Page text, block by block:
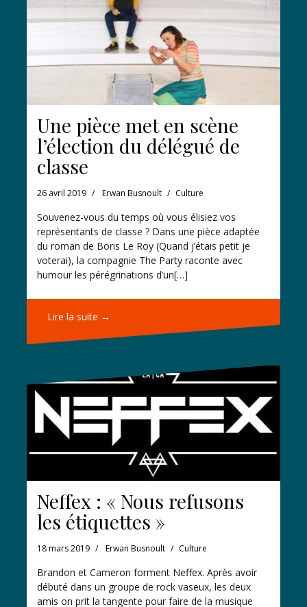
Une pièce met en scène
l’élection du délégué de
classe
26 avril 2019 Erwan Busnoult Culture
Souvenez-vous du temps où vous élisiez vos
représentants de classe ? Dans une pièce adaptée
du roman de Boris Le Roy (Quand j’étais petit je
voterai), la compagnie The Party raconte avec
humour les pérégrinations d’un[…]
Lire la suite →
Neffex : « Nous refusons
les étiquettes »
18 mars 2019 Erwan Busnoult Culture
Brandon et Cameron forment Neffex. Après avoir
débuté dans un groupe de rock vaseux, les deux
amis on prit la tangente pour faire de la musique